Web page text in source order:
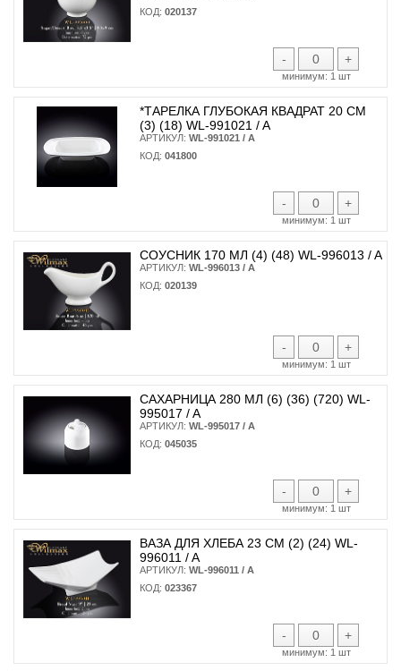
КОД: 020137
- +
минимум: 1 шт
*ТАРЕЛКА ГЛУБОКАЯ КВАДРАТ 20 СМ
(3) (18) WL-991021 / A
АРТИКУЛ: WL-991021 / A
КОД: 041800
- +
минимум: 1 шт
СОУСНИК 170 МЛ (4) (48) WL-996013 / A
АРТИКУЛ: WL-996013 / A
КОД: 020139
- +
минимум: 1 шт
САХАРНИЦА 280 МЛ (6) (36) (720) WL-
995017 / A
АРТИКУЛ: WL-995017 / A
КОД: 045035
- +
минимум: 1 шт
ВАЗА ДЛЯ ХЛЕБА 23 СМ (2) (24) WL-
996011 / A
АРТИКУЛ: WL-996011 / A
КОД: 023367
- +
минимум: 1 шт